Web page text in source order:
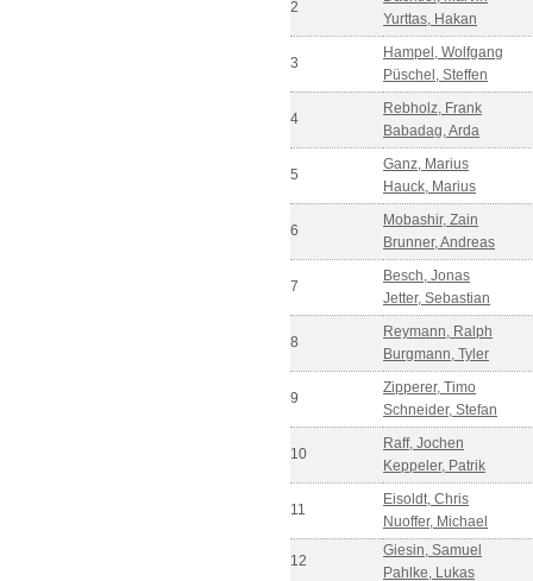
2
Yurttas, Hakan
3
Hampel, Wolfgang
Püschel, Steffen
4
Rebholz, Frank
Babadag, Arda
5
Ganz, Marius
Hauck, Marius
6
Mobashir, Zain
Brunner, Andreas
7
Besch, Jonas
Jetter, Sebastian
8
Reymann, Ralph
Burgmann, Tyler
9
Zipperer, Timo
Schneider, Stefan
10
Raff, Jochen
Keppeler, Patrik
11
Eisoldt, Chris
Nuoffer, Michael
12
Giesin, Samuel
Pahlke, Lukas